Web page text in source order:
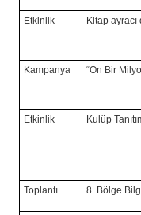
Etkinlik Kitap ayracı
Kampanya “On Bir
Etkinlik Kulüp
Toplantı 8. Bölge